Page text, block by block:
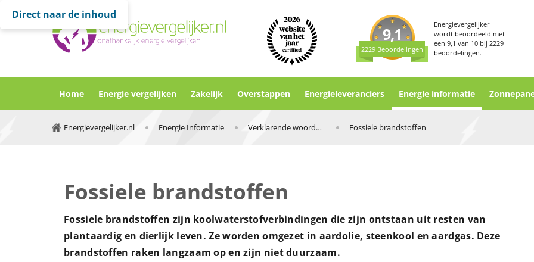
Direct naar de inhoud
9,1
2229 Beoordelingen
Energievergelijker
wordt beoordeeld met
een9,1 van 10 bij2229
beoordelingen.
Home Energie vergelijken Zakelijk Overstappen Energieleveranciers Energie informatie
Energievergelijker.nl Energie Informatie Verklarende woordenlijst Fossiele brandstoffen
Fossiele brandstoffen
Fossiele brandstoffen zijn koolwaterstofverbindingen die zijn ontstaan uit resten van
plantaardig en dierlijk leven. Ze worden omgezet in aardolie, steenkool en aardgas. Deze
brandstoffen raken langzaam op en zijn niet duurzaam.